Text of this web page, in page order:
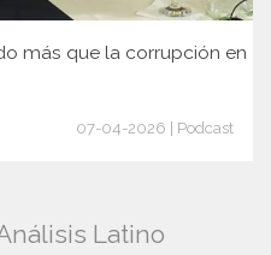
más que la corrupción en
07-04-2026 | Podcast
Latino